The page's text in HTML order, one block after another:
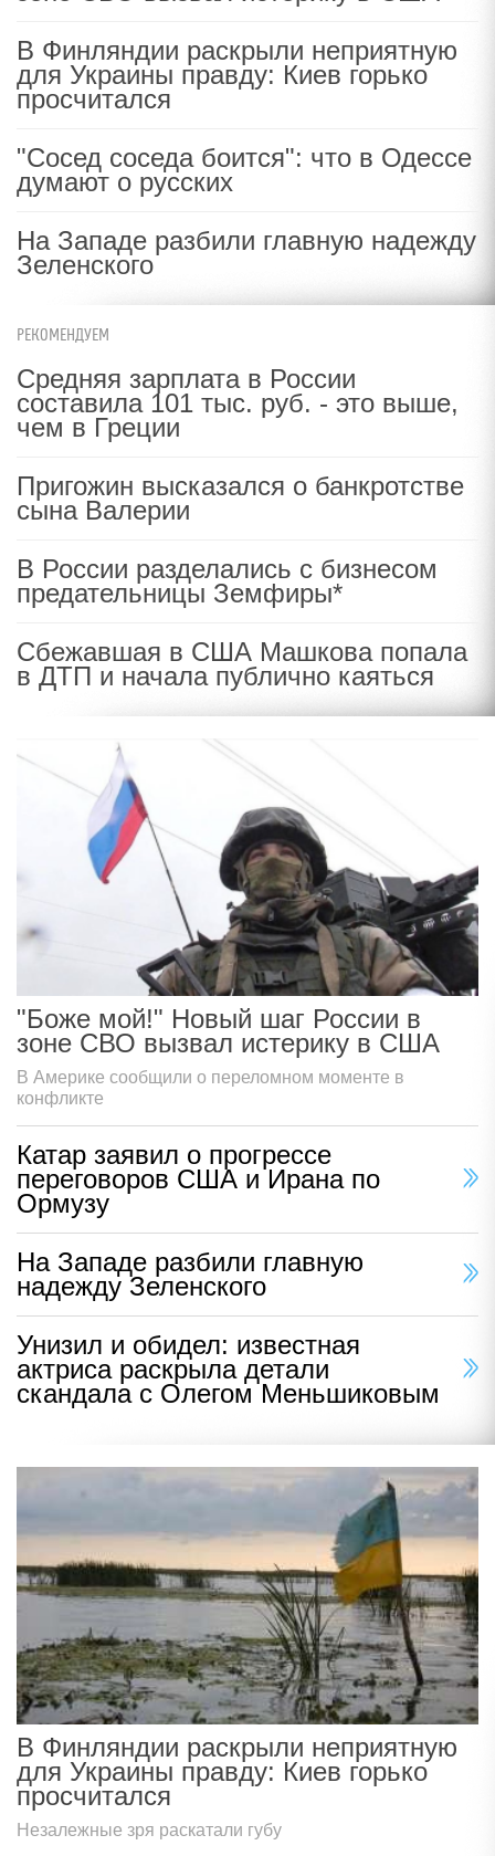
В Финляндии раскрыли неприятную
для Украины правду: Киев горько
просчитался
"Сосед соседа боится": что в Одессе
думают о русских
На Западе разбили главную надежду
Зеленского
РЕКОМЕНДУЕМ
Средняя зарплата в России
составила 101 тыс. руб. - это выше,
чем в Греции
Пригожин высказался о банкротстве
сына Валерии
В России разделались с бизнесом
предательницы Земфиры*
Сбежавшая в США Машкова попала
в ДТП и начала публично каяться
"Боже мой!" Новый шаг России в
зоне СВО вызвал истерику в США
В Америке сообщили о переломном моменте в
конфликте
Катар заявил о прогрессе
переговоров США и Ирана по
Ормузу
На Западе разбили главную
надежду Зеленского
Унизил и обидел: известная
актриса раскрыла детали
скандала с Олегом Меньшиковым
В Финляндии раскрыли неприятную
для Украины правду: Киев горько
просчитался
Незалежные зря раскатали губу